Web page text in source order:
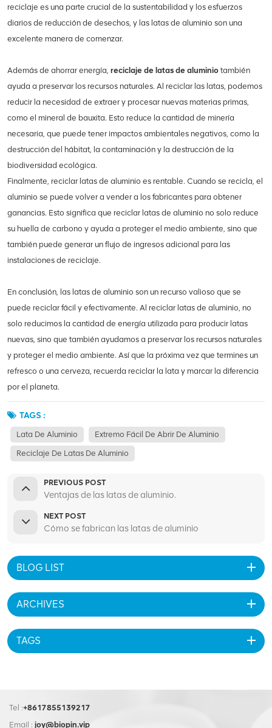
reciclaje es una parte crucial de la sustentabilidad y los esfuerzos
diarios de reducción de desechos, y las latas de aluminio son una
excelente manera de comenzar.
Además de ahorrar energía, reciclaje de latas de aluminio también
ayuda a preservar los recursos naturales. Al reciclar las latas, podemos
reducir la necesidad de extraer y procesar nuevas materias primas,
como el mineral de bauxita. Esto reduce la cantidad de minería
necesaria, que puede tener impactos ambientales negativos, como la
destrucción del hábitat, la contaminación y la destrucción de la
biodiversidad ecológica.
Finalmente, reciclar latas de aluminio es rentable. Cuando se recicla, el
aluminio se puede volver a vender a los fabricantes para obtener
ganancias. Esto significa que reciclar latas de aluminio no solo reduce
su huella de carbono y ayuda a proteger el medio ambiente, sino que
también puede generar un flujo de ingresos adicional para las
instalaciones de reciclaje.
En conclusión, las latas de aluminio son un recurso valioso que se
puede reciclar fácil y efectivamente. Al reciclar latas de aluminio, no
solo reducimos la cantidad de energía utilizada para producir latas
nuevas, sino que también ayudamos a preservar los recursos naturales
y proteger el medio ambiente. Así que la próxima vez que termines un
refresco o una cerveza, recuerda reciclar la lata y marcar la diferencia
por el planeta.
TAGS :
Lata De Aluminio Extremo Fácil De Abrir De Aluminio
Reciclaje De Latas De Aluminio
PREVIOUS POST
Ventajas de las latas de aluminio.
NEXT POST
Cómo se fabrican las latas de aluminio
BLOG LIST
ARCHIVES
TAGS
Tel :+8617855139217
Email : joy@biopin.vip